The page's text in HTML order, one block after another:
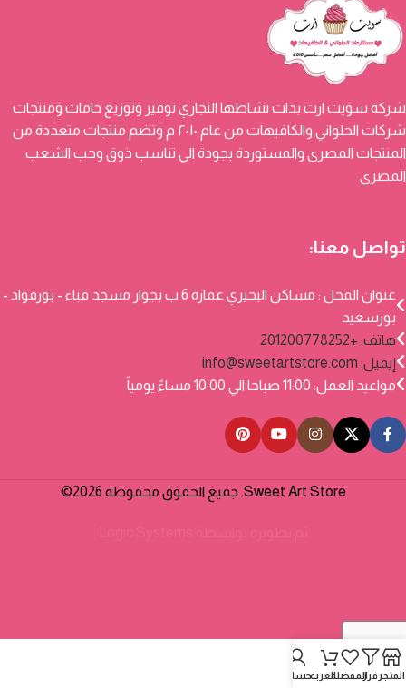
شركة سويت ارت بدات نشاطها التجاري توفير وتوزيع خامات ومنتجات
شركات الحلواني والكافيهات من عام ٢٠١٠ م وتضم منتجات متعددة من
المنتجات المصرى والمستوردة بجودة الي تناسب ذوق وحب الشعب
المصرى
تواصل معنا:
عنوان المحل : مساكن البحيري عمارة 6 ب بجوار مسجد قباء - بورفواد -
بورسعيد
هاتف: +201200778252
إيميل: info@sweetartstore.com
مواعيد العمل: 11:00 صباحا الي 10:00 مساءً يومياً
Sweet Art Store. جميع الحقوق محفوظة 2026©
المتجر فرزالمفضلةالعربةحسابي